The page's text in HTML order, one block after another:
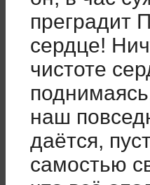
преградит
сердце!
чистоте
наш
даётся,
самостью